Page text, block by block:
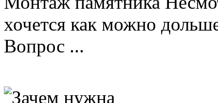
хочется как можно
Вопрос ...